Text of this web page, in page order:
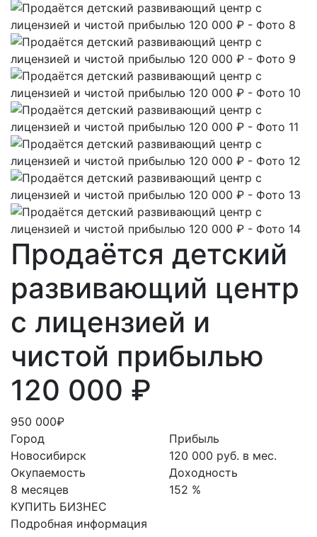
Продаётся детский
развивающий центр
с лицензией и
чистой прибылью
120 000 ₽
950 000₽
Город
Новосибирск
Окупаемость
8 месяцев
КУПИТЬ БИЗНЕС
Прибыль
120 000 руб. в мес.
Доходность
152 %
Подробная информация